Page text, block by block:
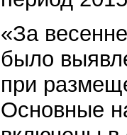
«За
было
при
Основные